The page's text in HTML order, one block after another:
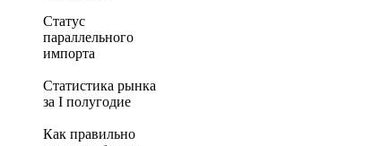
Статус
параллельного
импорта
Статистика рынка
за I полугодие
Как правильно